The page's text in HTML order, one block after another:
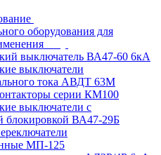
оборудования для
выключатель ВА47-60 6кА
выключатели
тока АВДТ 63М
серии КМ100
выключатели с
блокировкой ВА47-29Б
МП-125